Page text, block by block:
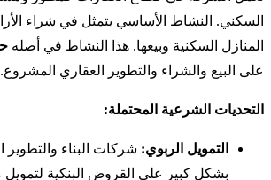
السكني. النشاط الأساسي يتمثل في شراء
المنازل السكنية وبيعها. هذا النشاط في أصله
على البيع والشراء والتطوير العقاري المشروع.
التحديات الشرعية المحتملة:
التمويل الربوي:شركات البناء والتطوير
بشكل كبير على القروض البنكية لتمويل